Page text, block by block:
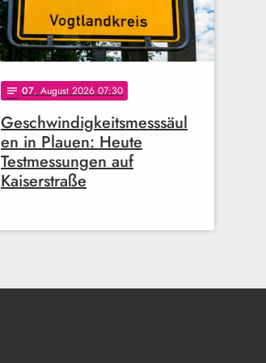
notes 07. August 2026 07:30
Geschwindigkeitsmesssäul
en in Plauen: Heute
Testmessungen auf
Kaiserstraße